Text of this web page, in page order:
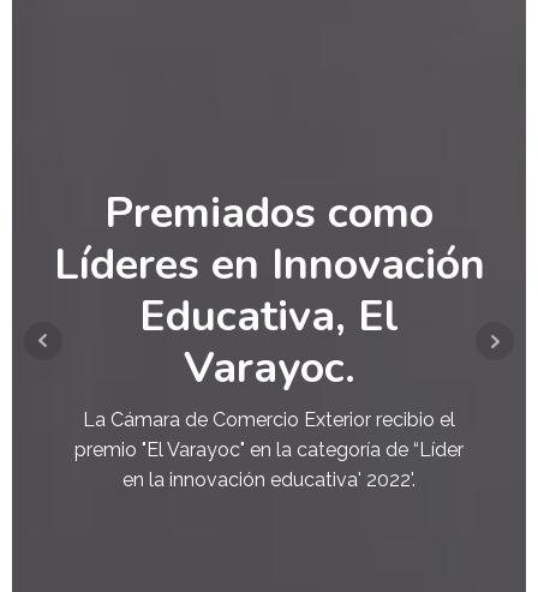
Premiados como
Líderes en Innovación
Educativa, El
Varayoc.
La Cámara de Comercio Exterior recibio el
premio "El Varayoc" en la categoría de “Líder
en la innovación educativa' 2022'.